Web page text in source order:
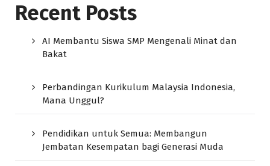
Recent Posts
AI Membantu Siswa SMP Mengenali Minat dan
Bakat
Perbandingan Kurikulum Malaysia Indonesia,
Mana Unggul?
Pendidikan untuk Semua: Membangun
Jembatan Kesempatan bagi Generasi Muda